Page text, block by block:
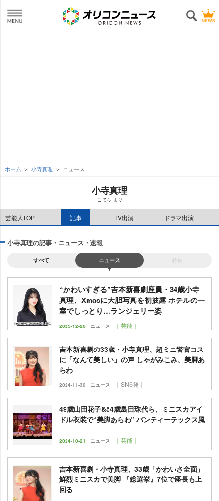
ホーム 小寺真理 ニュース
小寺真理
こてら まり
芸能人TOP 記事 TV出演 ドラマ出演
小寺真理の記事・ニュース・速報
すべて ニュース 特集
“かわいすぎる”吉本新喜劇座員・34歳小寺
真理、Xmasに大胆写真を初披露 ホテルの一
室でしっとり…ランジェリー姿
2025-12-26 ニュース ｜芸能｜
吉本新喜劇の33歳・小寺真理、超ミニ警官コス
に「なんて美しい」の声 しゃがみこみ、美脚あ
らわ
2024-11-30 ニュース ｜SNS発｜
49歳山田花子&54歳島田珠代ら、ミニスカアイ
ドル衣装で“美脚あらわ” パンティーテックス風
2024-10-21 ニュース ｜芸能｜
吉本新喜劇・小寺真理、33歳「かわいさ全面」
鮮烈ミニスカで美脚 『総選挙』7位で座長も上
回る